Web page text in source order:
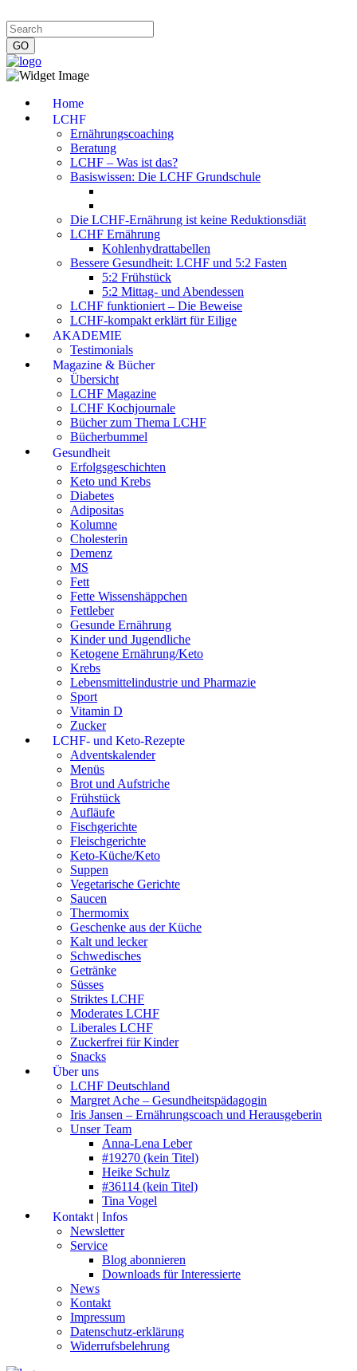
Home
LCHF
Ernährungscoaching
Beratung
LCHF – Was ist das?
Basiswissen: Die LCHF Grundschule
Die LCHF-Ernährung ist keine Reduktionsdiät
LCHF Ernährung
Kohlenhydrattabellen
Bessere Gesundheit: LCHF und 5:2 Fasten
5:2 Frühstück
5:2 Mittag- und Abendessen
LCHF funktioniert – Die Beweise
LCHF-kompakt erklärt für Eilige
AKADEMIE
Testimonials
Magazine & Bücher
Übersicht
LCHF Magazine
LCHF Kochjournale
Bücher zum Thema LCHF
Bücherbummel
Gesundheit
Erfolgsgeschichten
Keto und Krebs
Diabetes
Adipositas
Kolumne
Cholesterin
Demenz
MS
Fett
Fette Wissenshäppchen
Fettleber
Gesunde Ernährung
Kinder und Jugendliche
Ketogene Ernährung/Keto
Krebs
Lebensmittelindustrie und Pharmazie
Sport
Vitamin D
Zucker
LCHF- und Keto-Rezepte
Adventskalender
Menüs
Brot und Aufstriche
Frühstück
Aufläufe
Fischgerichte
Fleischgerichte
Keto-Küche/Keto
Suppen
Vegetarische Gerichte
Saucen
Thermomix
Geschenke aus der Küche
Kalt und lecker
Schwedisches
Getränke
Süsses
Striktes LCHF
Moderates LCHF
Liberales LCHF
Zuckerfrei für Kinder
Snacks
Über uns
LCHF Deutschland
Margret Ache – Gesundheitspädagogin
Iris Jansen – Ernährungscoach und Herausgeberin
Unser Team
Anna-Lena Leber
#19270 (kein Titel)
Heike Schulz
#36114 (kein Titel)
Tina Vogel
Kontakt | Infos
Newsletter
Service
Blog abonnieren
Downloads für Interessierte
News
Kontakt
Impressum
Datenschutz-erklärung
Widerrufsbelehrung